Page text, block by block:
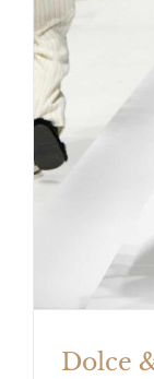
Dolce